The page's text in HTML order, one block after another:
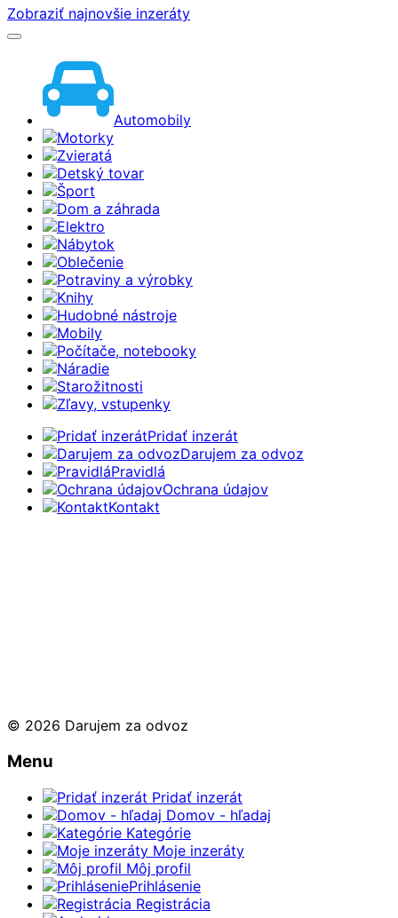
Zobraziť najnovšie inzeráty
Automobily
Motorky
Zvieratá
Detský tovar
Šport
Dom a záhrada
Elektro
Nábytok
Oblečenie
Potraviny a výrobky
Knihy
Hudobné nástroje
Mobily
Počítače, notebooky
Náradie
Starožitnosti
Zľavy, vstupenky
Pridať inzerát
Darujem za odvoz
Pravidlá
Ochrana údajov
Kontakt
© 2026 Darujem za odvoz
Menu
Pridať inzerát
Domov - hľadaj
Kategórie
Moje inzeráty
Môj profil
Prihlásenie
Registrácia